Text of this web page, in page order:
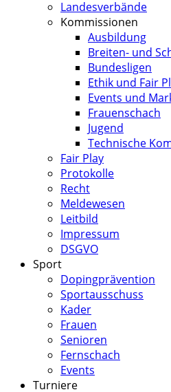
Landesverbände
Kommissionen
Ausbildung
Breiten- und
Bundesligen
Ethik und Fair
Events und
Frauenschach
Jugend
Technische
Fair Play
Protokolle
Recht
Meldewesen
Leitbild
Impressum
DSGVO
Sport
Dopingprävention
Sportausschuss
Kader
Frauen
Senioren
Fernschach
Events
Turniere